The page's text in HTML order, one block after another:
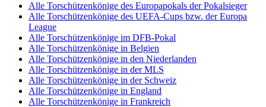
Alle Torschützenkönige des Europapokals der Pokalsieger
Alle Torschützenkönige des UEFA-Cups bzw. der Europa
League
Alle Torschützenkönige im DFB-Pokal
Alle Torschützenkönige in Belgien
Alle Torschützenkönige in den Niederlanden
Alle Torschützenkönige in der MLS
Alle Torschützenkönige in der Schweiz
Alle Torschützenkönige in England
Alle Torschützenkönige in Frankreich